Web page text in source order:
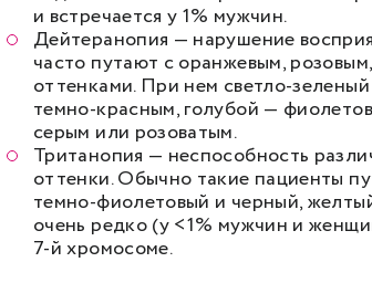
и встречается у 1% мужчин.
Дейтеранопия — нарушение
часто путают с оранжевым,
оттенками. При нем светло-
темно-красным, голубой —
серым или розоватым.
Тританопия — неспособность
оттенки. Обычно такие пациенты
темно-фиолетовый и черный,
очень редко (у <1% мужчин и
7-й хромосоме.